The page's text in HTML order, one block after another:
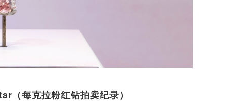
每克拉粉红钻拍卖纪录）